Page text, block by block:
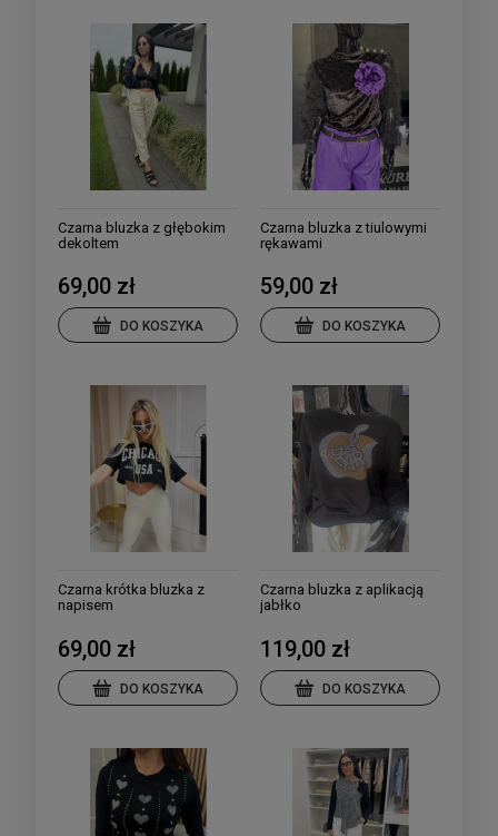
Czarna bluzka z głębokim
dekoltem
69,00 zł
DO KOSZYKA
Czarna bluzka z tiulowymi
rękawami
59,00 zł
DO KOSZYKA
Czarna krótka bluzka z
napisem
69,00 zł
DO KOSZYKA
Czarna bluzka z aplikacją
jabłko
119,00 zł
DO KOSZYKA